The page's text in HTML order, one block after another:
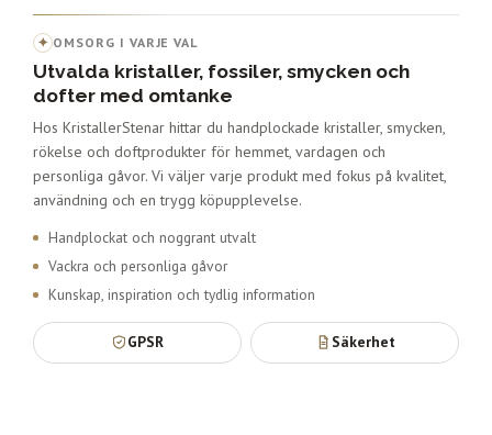
✦ OMSORG I VARJE VAL
Utvalda kristaller, fossiler, smycken och
dofter med omtanke
Hos KristallerStenar hittar du handplockade kristaller, smycken,
rökelse och doftprodukter för hemmet, vardagen och
personliga gåvor. Vi väljer varje produkt med fokus på kvalitet,
användning och en trygg köpupplevelse.
Handplockat och noggrant utvalt
Vackra och personliga gåvor
Kunskap, inspiration och tydlig information
GPSR Säkerhet